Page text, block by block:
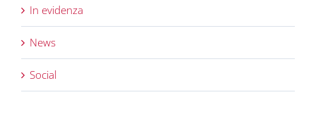
In evidenza
News
Social